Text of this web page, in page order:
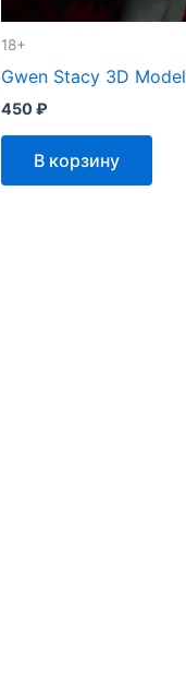
18+
Gwen Stacy 3D Model
450₽
В корзину